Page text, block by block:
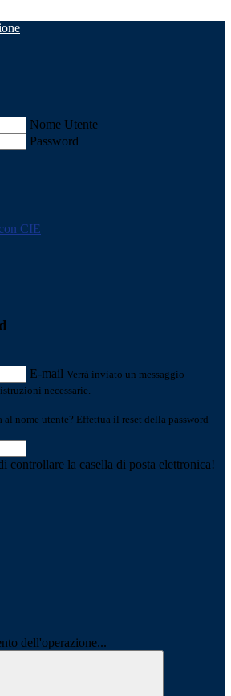
Nome Utente
Password
CIE
E-mail Verrà inviato un messaggio
necessarie.
al nome utente? Effettua il reset della password
controllare la casella di posta elettronica!
dell'operazione...